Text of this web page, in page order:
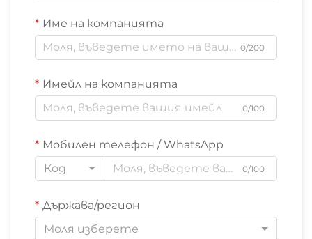
Име на компанията
0/200
Имейл на компанията
0/100
Мобилен телефон / WhatsApp
Код
0/100
Държава/регион
Моля изберете